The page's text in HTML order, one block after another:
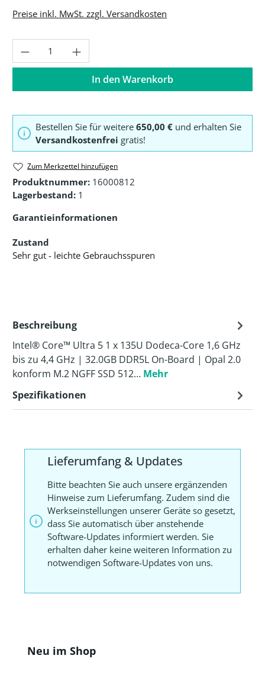
Preise inkl. MwSt. zzgl. Versandkosten
Produkt Anzahl: Gib den gewünschten
In den Warenkorb
Bestellen Sie für weitere 650,00 € und erhalten Sie
Versandkostenfrei gratis!
Zum Merkzettel hinzufügen
Produktnummer: 16000812
Lagerbestand: 1
Garantieinformationen
Zustand
Sehr gut - leichte Gebrauchsspuren
Beschreibung
Intel® Core™ Ultra 5 1 x 135U Dodeca-Core 1,6 GHz
bis zu 4,4 GHz | 32.0GB DDR5L On-Board | Opal 2.0
konform M.2 NGFF SSD 512… Mehr
Spezifikationen
Lieferumfang & Updates
Bitte beachten Sie auch unsere ergänzenden
Hinweise zum Lieferumfang. Zudem sind die
Werkseinstellungen unserer Geräte so gesetzt,
dass Sie automatisch über anstehende
Software-Updates informiert werden. Sie
erhalten daher keine weiteren Information zu
notwendigen Software-Updates von uns.
Produktgalerie überspringen
Neu im Shop